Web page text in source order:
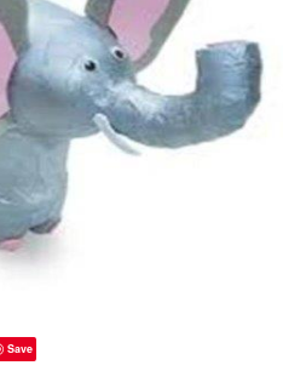
Save